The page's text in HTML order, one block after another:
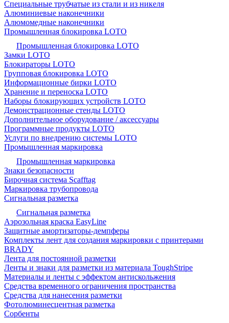
Специальные трубчатые из стали и из никеля
Алюминиевые наконечники
Алюмомедные наконечники
Промышленная блокировка LOTO
Промышленная блокировка LOTO
Замки LOTO
Блокираторы LOTO
Групповая блокировка LOTO
Информационные бирки LOTO
Хранение и переноска LOTO
Наборы блокирующих устройств LOTO
Демонстрационные стенды LOTO
Дополнительное оборудование / аксессуары
Программные продукты LOTO
Услуги по внедрению системы LOTO
Промышленная маркировка
Промышленная маркировка
Знаки безопасности
Бирочная система Scafftag
Маркировка трубопровода
Сигнальная разметка
Сигнальная разметка
Аэрозольная краска EasyLine
Защитные амортизаторы-демпферы
Комплекты лент для создания маркировки с принтерами
BRADY
Лента для постоянной разметки
Ленты и знаки для разметки из материала ToughStripe
Материалы и ленты с эффектом антискольжения
Средства временного ограничения пространства
Средства для нанесения разметки
Фотолюминесцентная разметка
Сорбенты